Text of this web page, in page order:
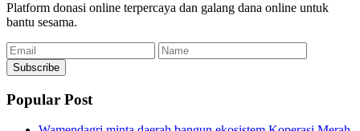
Platform donasi online terpercaya dan galang dana online untuk
bantu sesama.
Email
Name
Subscribe
Popular Post